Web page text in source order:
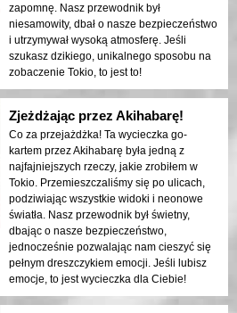
zapomnę. Nasz przewodnik był
niesamowity, dbał o nasze bezpieczeństwo
i utrzymywał wysoką atmosferę. Jeśli
szukasz dzikiego, unikalnego sposobu na
zobaczenie Tokio, to jest to!
Zjeżdżając przez Akihabarę!
Co za przejażdżka! Ta wycieczka go-
kartem przez Akihabarę była jedną z
najfajniejszych rzeczy, jakie zrobiłem w
Tokio. Przemieszczaliśmy się po ulicach,
podziwiając wszystkie widoki i neonowe
światła. Nasz przewodnik był świetny,
dbając o nasze bezpieczeństwo,
jednocześnie pozwalając nam cieszyć się
pełnym dreszczykiem emocji. Jeśli lubisz
emocje, to jest wycieczka dla Ciebie!